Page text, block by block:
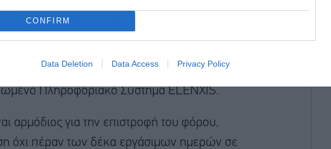
CONFIRM
Data Deletion Data Access Privacy Policy
δεν απαιτείται υποβολή έγγραφου
εισοδήματος επέχει θέση έγγραφου
Πληροφοριακό Σύστημα ELENXIS.
αρμόδιος για την επιστροφή του φόρου,
όχι πέραν των δέκα εργάσιμων ημερών σε